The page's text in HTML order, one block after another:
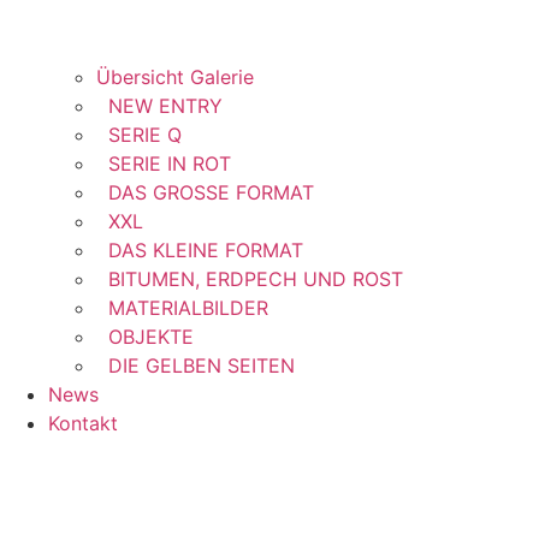
Übersicht Galerie
NEW ENTRY
SERIE Q
SERIE IN ROT
DAS GROSSE FORMAT
XXL
DAS KLEINE FORMAT
BITUMEN, ERDPECH UND ROST
MATERIALBILDER
OBJEKTE
DIE GELBEN SEITEN
News
Kontakt